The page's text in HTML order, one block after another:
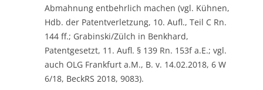
Abmahnung entbehrlich machen (vgl. Kühnen,
Hdb. der Patentverletzung, 10. Aufl., Teil C Rn.
144 ff.; Grabinski/Zülch in Benkhard,
Patentgesetzt, 11. Aufl. § 139 Rn. 153f a.E.; vgl.
auch OLG Frankfurt a.M., B. v. 14.02.2018, 6 W
6/18, BeckRS 2018, 9083).